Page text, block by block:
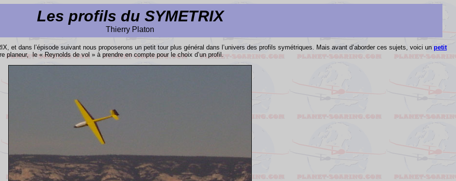
Les profils du SYMETRIX
Thierry Platon
et dans l’épisode suivant nous proposerons un petit tour plus général dans l’univers des profils symétriques. Mais avant d’aborder ces sujets, voici un petit
planeur, le « Reynolds de vol » à prendre en compte pour le choix d’un profil.